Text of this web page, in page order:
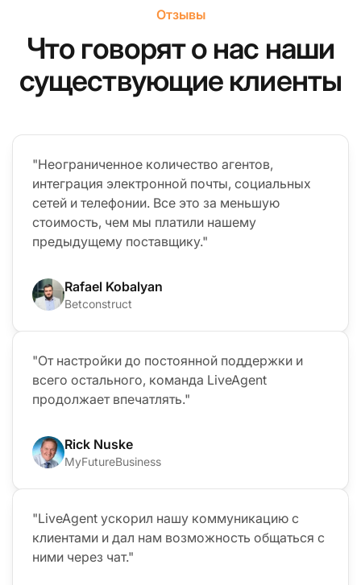
Отзывы
Что говорят о нас наши
существующие клиенты
"Неограниченное количество агентов,
интеграция электронной почты, социальных
сетей и телефонии. Все это за меньшую
стоимость, чем мы платили нашему
предыдущему поставщику."
Rafael Kobalyan
Betconstruct
"От настройки до постоянной поддержки и
всего остального, команда LiveAgent
продолжает впечатлять."
Rick Nuske
MyFutureBusiness
"LiveAgent ускорил нашу коммуникацию с
клиентами и дал нам возможность общаться с
ними через чат."